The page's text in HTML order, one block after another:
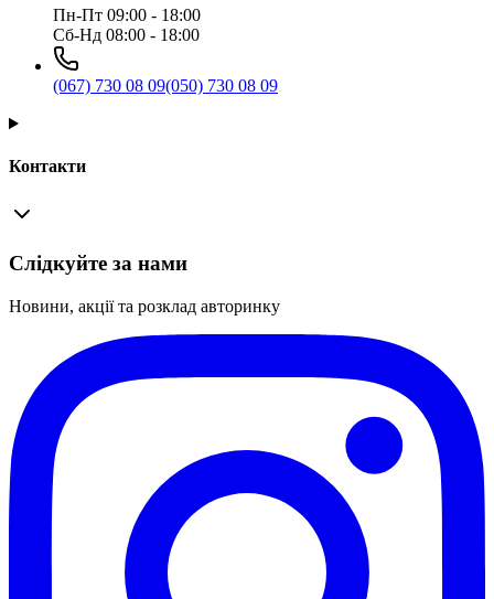
Пн-Пт 09:00 - 18:00
Сб-Нд 08:00 - 18:00
(067) 730 08 09(050) 730 08 09
Контакти
Слідкуйте за нами
Новини, акції та розклад авторинку